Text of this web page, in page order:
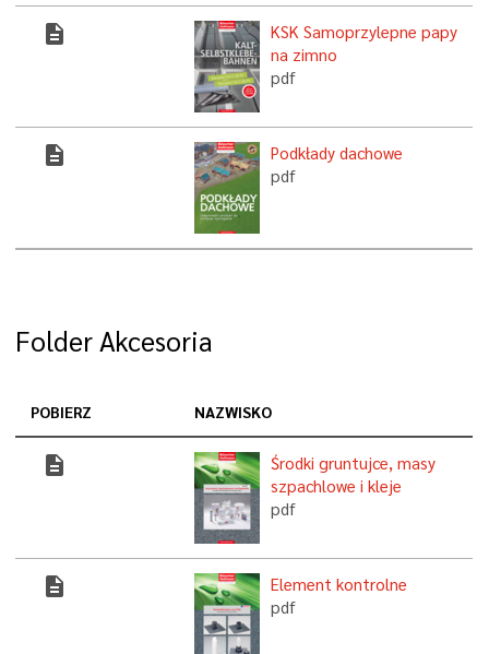
description
KSK Samoprzylepne papy
na zimno
pdf
description
Podkłady dachowe
pdf
Folder Akcesoria
POBIERZ NAZWISKO
description
Środki gruntujce, masy
szpachlowe i kleje
pdf
description
Element kontrolne
pdf